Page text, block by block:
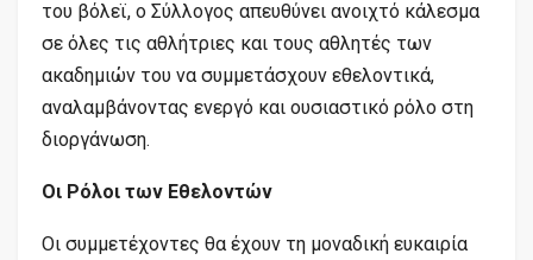
του βόλεϊ, ο Σύλλογος απευθύνει ανοιχτό κάλεσμα
σε όλες τις αθλήτριες και τους αθλητές των
ακαδημιών του να συμμετάσχουν εθελοντικά,
αναλαμβάνοντας ενεργό και ουσιαστικό ρόλο στη
διοργάνωση.
Οι Ρόλοι των Εθελοντών
Οι συμμετέχοντες θα έχουν τη μοναδική ευκαιρία